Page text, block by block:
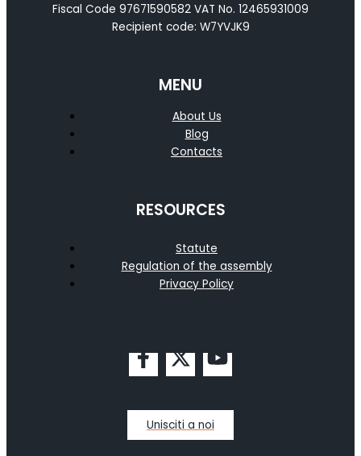
Fiscal Code 97671590582 VAT No. 12465931009
Recipient code: W7YVJK9
MENU
About Us
Blog
Contacts
RESOURCES
Statute
Regulation of the assembly
Privacy Policy
Unisciti a noi